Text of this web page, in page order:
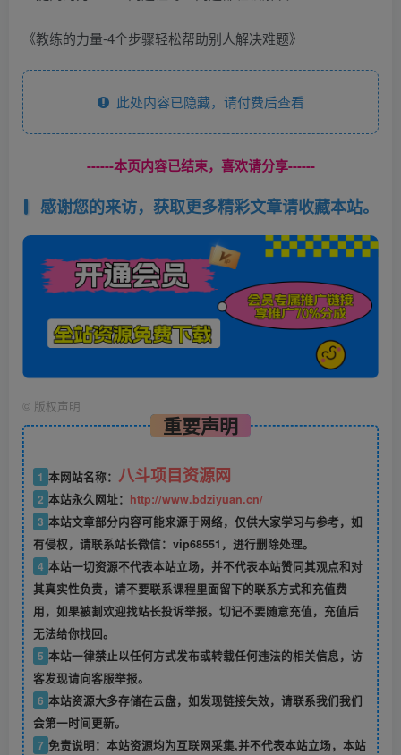
《教练的力量-4个步骤轻松帮助别人解决难题》
此处内容已隐藏，请付费后查看
------本页内容已结束，喜欢请分享------
感谢您的来访，获取更多精彩文章请收藏本站。
© 版权声明
重要声明
1 本网站名称： 八斗项目资源网
2 本站永久网址： http://www.bdziyuan.cn/
3 本站文章部分内容可能来源于网络，仅供大家学习与参考，如
有侵权，请联系站长微信：vip68551，进行删除处理。
4 本站一切资源不代表本站立场，并不代表本站赞同其观点和对
其真实性负责，请不要联系课程里面留下的联系方式和充值费
用，如果被割欢迎找站长投诉举报。切记不要随意充值，充值后
无法给你找回。
5 本站一律禁止以任何方式发布或转载任何违法的相关信息，访
客发现请向客服举报。
6 本站资源大多存储在云盘，如发现链接失效，请联系我们我们
会第一时间更新。
7 免责说明：本站资源均为互联网采集,并不代表本站立场，本站